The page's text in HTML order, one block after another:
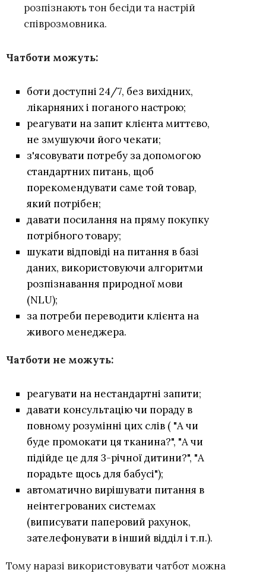
розпізнають тон бесіди та настрій
співрозмовника.
Чатботи можуть:
боти доступні 24/7, без вихідних,
лікарняних і поганого настрою;
реагувати на запит клієнта миттєво,
не змушуючи його чекати;
з'ясовувати потребу за допомогою
стандартних питань, щоб
порекомендувати саме той товар,
який потрібен;
давати посилання на пряму покупку
потрібного товару;
шукати відповіді на питання в базі
даних, використовуючи алгоритми
розпізнавання природної мови
(NLU);
за потреби переводити клієнта на
живого менеджера.
Чатботи не можуть:
реагувати на нестандартні запити;
давати консультацію чи пораду в
повному розумінні цих слів ( "А чи
буде промокати ця тканина?", "А чи
підійде це для 3-річної дитини?", "А
порадьте щось для бабусі");
автоматично вирішувати питання в
неінтегрованих системах
(виписувати паперовий рахунок,
зателефонувати в інший відділ і т.п.).
Тому наразі використовувати чатбот можна